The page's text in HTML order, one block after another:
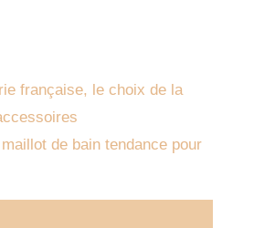
française, le choix de la
de bain tendance pour